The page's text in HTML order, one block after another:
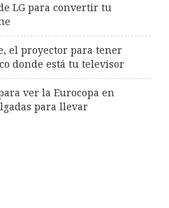
LG para convertir tu
el proyector para tener
donde está tu televisor
ver la Eurocopa en
para llevar